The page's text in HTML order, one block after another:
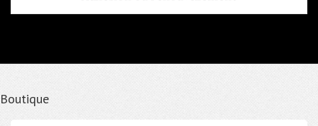
Boutique